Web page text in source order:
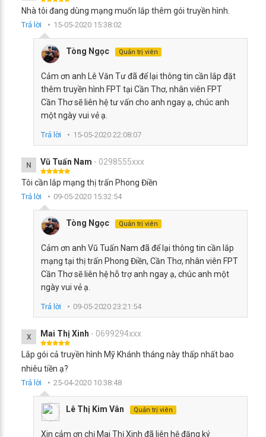
Nhà tôi đang dùng mạng muốn lắp thêm gói truyền hình.
Trả lời 15-05-2020 15:38:02
Tòng Ngọc Quản trị viên
Cảm ơn anh Lê Văn Tư đã để lại thông tin cần lắp đặt
thêm truyền hình FPT tại Cần Thơ, nhân viên FPT
Cần Thơ sẽ liên hệ tư vấn cho anh ngay ạ, chúc anh
một ngày vui vẻ ạ.
Trả lời 15-05-2020 22:08:07
N Vũ Tuấn Nam - 0298555xxx
Tôi cần lắp mạng thị trấn Phong Điền
Trả lời 09-05-2020 15:32:54
Tòng Ngọc Quản trị viên
Cảm ơn anh Vũ Tuấn Nam đã để lại thông tin cần lắp
mạng tại thị trấn Phong Điền, Cần Thơ, nhân viên FPT
Cần Thơ sẽ liên hệ hỗ trợ anh ngay ạ, chúc anh một
ngày vui vẻ ạ.
Trả lời 09-05-2020 23:21:54
X Mai Thị Xinh - 0699294xxx
Lắp gói cả truyền hình Mỹ Khánh tháng này thấp nhất bao
nhiêu tiền ạ?
Trả lời 25-04-2020 10:38:48
Lê Thị Kim Vân Quản trị viên
Xin cảm ơn chị Mai Thị Xinh đã liên hệ đăng ký